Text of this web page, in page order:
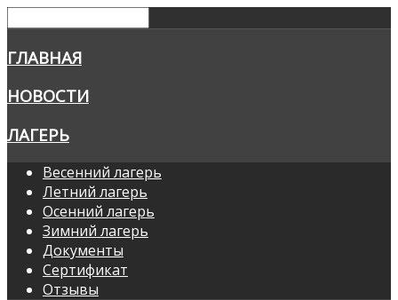
ГЛАВНАЯ
НОВОСТИ
ЛАГЕРЬ
Весенний лагерь
Летний лагерь
Осенний лагерь
Зимний лагерь
Документы
Сертификат
Отзывы